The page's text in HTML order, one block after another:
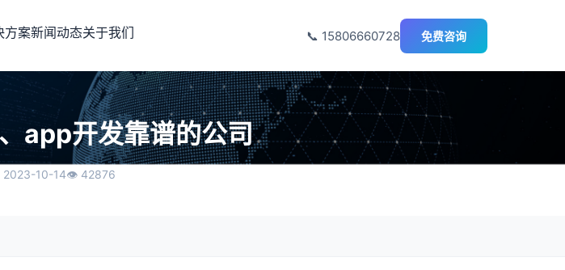
方案新闻动态关于我们 📞 15806660728 免费咨询
app开发靠谱的公司
2023-10-14👁 42876